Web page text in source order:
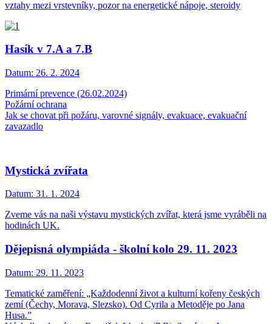
vztahy mezi vrstevníky, pozor na energetické nápoje, steroidy
Hasík v 7.A a 7.B
Datum: 26. 2. 2024
Primární prevence (26.02.2024)
Požární ochrana
Jak se chovat při požáru, varovné signály, evakuace, evakuační
zavazadlo
Mystická zvířata
Datum: 31. 1. 2024
Zveme vás na naši výstavu mystických zvířat, která jsme vyráběli na
hodinách UK.
Dějepisná olympiáda - školní kolo 29. 11. 2023
Datum: 29. 11. 2023
Tematické zaměření: „Každodenní život a kulturní kořeny českých
zemí (Čechy, Morava, Slezsko). Od Cyrila a Metoděje po Jana
Husa.”